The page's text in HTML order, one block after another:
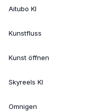
Aitubo KI
Kunstfluss
Kunst öffnen
Skyreels KI
Omnigen